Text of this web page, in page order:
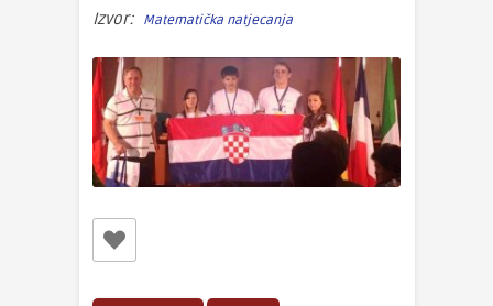
Izvor: Matematička natjecanja